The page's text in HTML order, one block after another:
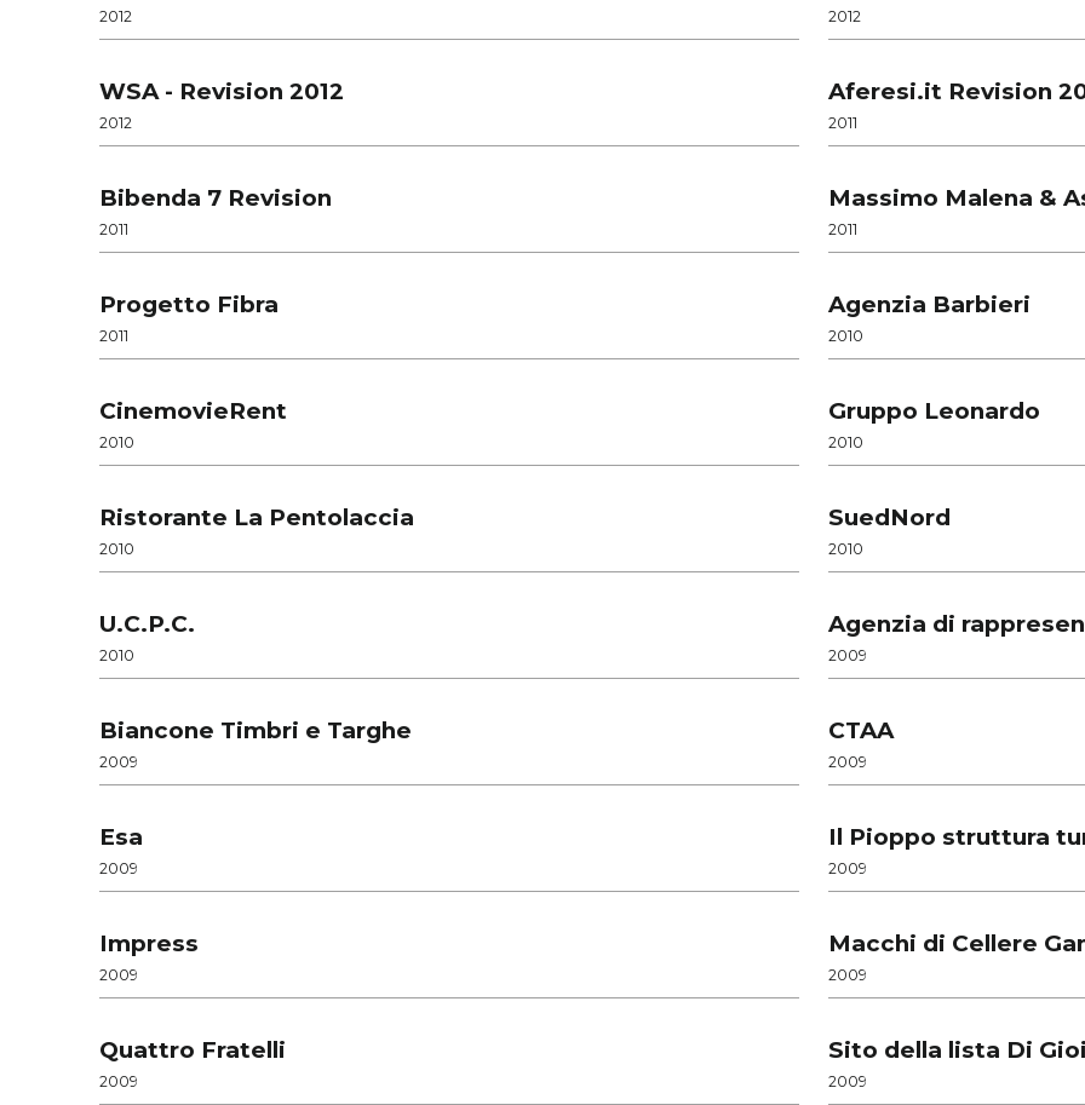
2012 2012
WSA - Revision 2012
2012
Aferesi.it Revision
2011
Bibenda 7 Revision
2011
Massimo Malena &
2011
Progetto Fibra
2011
Agenzia Barbieri
2010
CinemovieRent
2010
Gruppo Leonardo
2010
Ristorante La Pentolaccia
2010
SuedNord
2010
U.C.P.C.
2010
Agenzia di
2009
Biancone Timbri e Targhe
2009
CTAA
2009
Esa
2009
Il Pioppo struttura
2009
Impress
2009
Macchi di Cellere
2009
Quattro Fratelli
2009
Sito della lista Di
2009